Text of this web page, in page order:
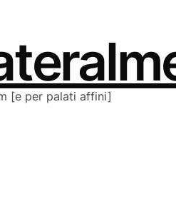
[e per palati affini]